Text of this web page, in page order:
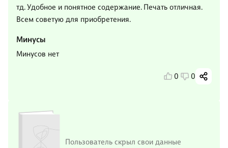
тд. Удобное и понятное содержание. Печать отличная.
Всем советую для приобретения.
Минусы
Минусов нет
0 0
Пользователь скрыл свои данные